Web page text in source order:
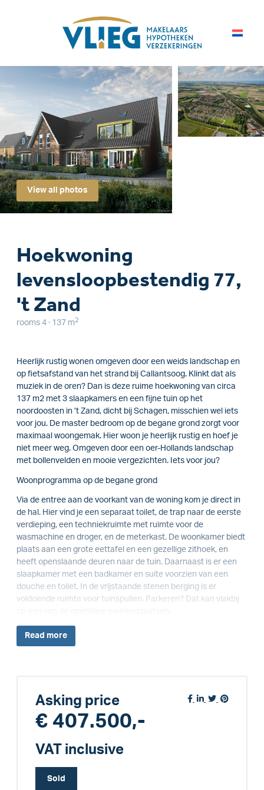
View all photos
Hoekwoning
levensloopbestendig 77,
't Zand
rooms 4 · 137 m 2
Heerlijk rustig wonen omgeven door een weids landschap en
op fietsafstand van het strand bij Callantsoog. Klinkt dat als
muziek in de oren? Dan is deze ruime hoekwoning van circa
137 m2 met 3 slaapkamers en een fijne tuin op het
noordoosten in ’t Zand, dicht bij Schagen, misschien wel iets
voor jou. De master bedroom op de begane grond zorgt voor
maximaal woongemak. Hier woon je heerlijk rustig en hoef je
niet meer weg. Omgeven door een oer-Hollands landschap
met bollenvelden en mooie vergezichten. Iets voor jou?
Woonprogramma op de begane grond
Via de entree aan de voorkant van de woning kom je direct in
de hal. Hier vind je een separaat toilet, de trap naar de eerste
verdieping, een techniekruimte met ruimte voor de
wasmachine en droger, en de meterkast. De woonkamer biedt
plaats aan een grote eettafel en een gezellige zithoek, en
heeft openslaande deuren naar de tuin. Daarnaast is er een
slaapkamer met een badkamer en suite voorzien van een
douche en toilet. In de vrijstaande stenen berging is er
voldoende ruimte voor tuinspullen. Parkeren? Dat kan vlakbij
Read more
Asking price
€ 407.500,-
VAT inclusive
Sold